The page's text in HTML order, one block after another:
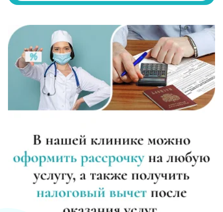
Диагностика алкоголизма
от 1 000 ₽ Записаться
Лечение похмелья
от 1 500 ₽ Записаться
от 2 000 ₽ Записаться
Прокапаться от алкоголя
от 2 000 ₽ Записаться